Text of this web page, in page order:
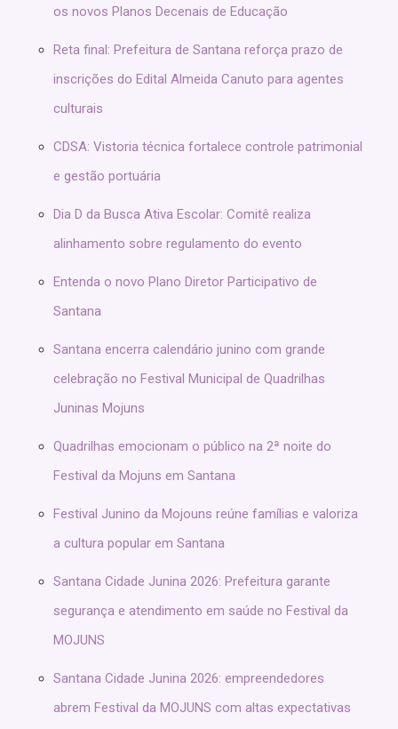
os novos Planos Decenais de Educação
Reta final: Prefeitura de Santana reforça prazo de
inscrições do Edital Almeida Canuto para agentes
culturais
CDSA: Vistoria técnica fortalece controle patrimonial
e gestão portuária
Dia D da Busca Ativa Escolar: Comitê realiza
alinhamento sobre regulamento do evento
Entenda o novo Plano Diretor Participativo de
Santana
Santana encerra calendário junino com grande
celebração no Festival Municipal de Quadrilhas
Juninas Mojuns
Quadrilhas emocionam o público na 2ª noite do
Festival da Mojuns em Santana
Festival Junino da Mojouns reúne famílias e valoriza
a cultura popular em Santana
Santana Cidade Junina 2026: Prefeitura garante
segurança e atendimento em saúde no Festival da
MOJUNS
Santana Cidade Junina 2026: empreendedores
abrem Festival da MOJUNS com altas expectativas